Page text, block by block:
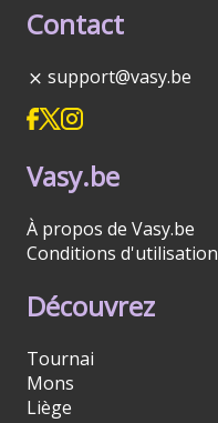
Contact
support@vasy.be
Vasy.be
À propos de Vasy.be
Conditions d'utilisation
Découvrez
Tournai
Mons
Liège